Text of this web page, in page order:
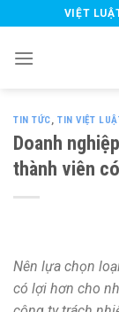
to
content
VIỆT
TIN TỨC,TIN VIỆT
Doanh
thành viên
Nên lựa chọn
có lợi hơn cho